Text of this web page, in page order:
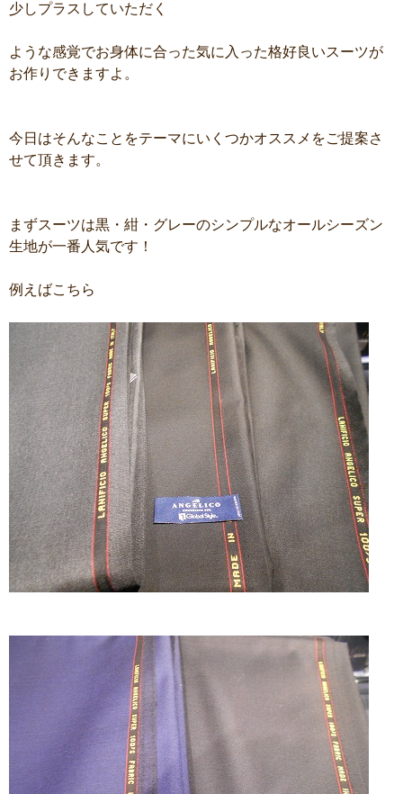
少しプラスしていただく
ような感覚でお身体に合った気に入った格好良いスーツが
お作りできますよ。
今日はそんなことをテーマにいくつかオススメをご提案さ
せて頂きます。
まずスーツは黒・紺・グレーのシンプルなオールシーズン
生地が一番人気です！
例えばこちら